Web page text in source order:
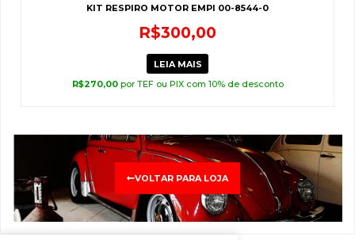
KIT RESPIRO MOTOR EMPI 00-8544-0
R$300,00
LEIA MAIS
R$270,00 por TEF ou PIX com 10% de desconto
VOLTAR PARA LOJA